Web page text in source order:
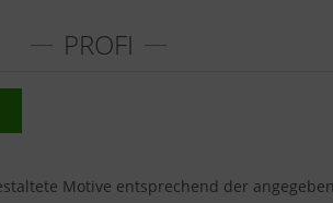
PROFI
Motive entsprechend der